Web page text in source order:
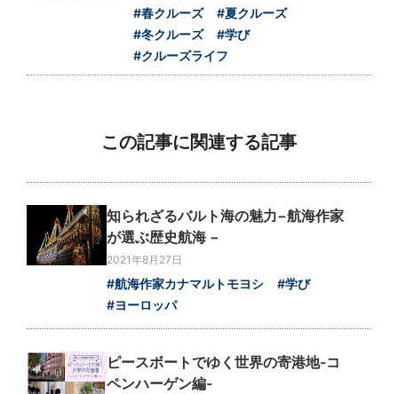
#春クルーズ
#夏クルーズ
#冬クルーズ
#学び
#クルーズライフ
この記事に関連する記事
知られざるバルト海の魅力−航海作家
が選ぶ歴史航海 −
2021年8月27日
#航海作家カナマルトモヨシ
#学び
#ヨーロッパ
ピースボートでゆく世界の寄港地-コ
ペンハーゲン編-